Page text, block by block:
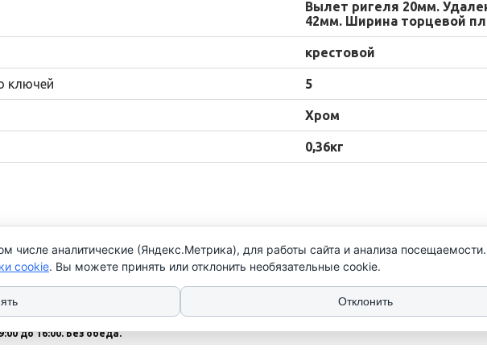
Вылет ригеля 20мм.
42мм. Ширина торцевой
крестовой
ключей 5
Хром
0,36кг
276 79 25
352 79 73
Пн-Чт с 9:00 до 17:00
до 16:00. Без обеда.
числе аналитические (Яндекс.Метрика), для работы сайта и анализа посещаемости.
cookie. Вы можете принять или отклонить необязательные cookie.
Отклонить